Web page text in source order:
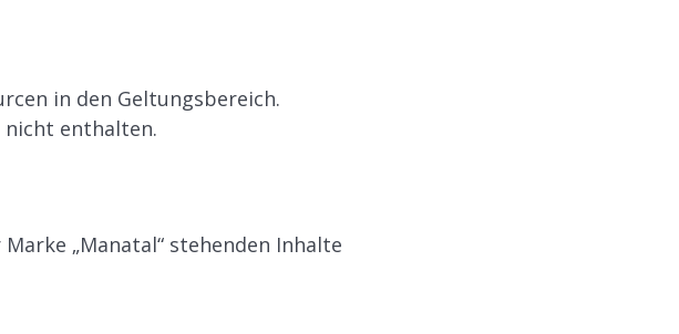
in den Geltungsbereich.
enthalten.
„Manatal“ stehenden Inhalte